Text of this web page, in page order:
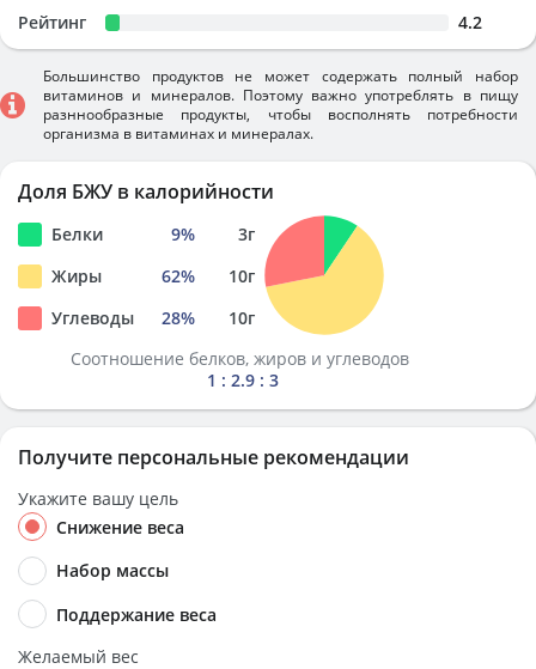
Рейтинг 4.2
Большинство продуктов не может содержать полный набор
витаминов и минералов. Поэтому важно употреблять в пищу
разннообразные продукты, чтобы восполнять потребности
организма в витаминах и минералах.
Доля БЖУ в калорийности
Белки 9% 3г
Жиры
62% 10г
Углеводы
28% 10г
Соотношение белков, жиров и углеводов
1 : 2.9 : 3
Получите персональные рекомендации
Укажите вашу цель
Снижение веса
Набор массы
Поддержание веса
Желаемый вес